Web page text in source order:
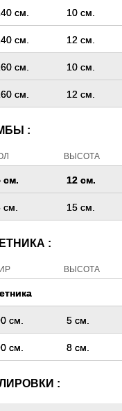
см. 10 см.
см. 12 см.
см. 10 см.
см. 12 см.
:
ВЫСОТА
см. 12 см.
см. 15 см.
:
ВЫСОТА
см. 5 см.
см. 8 см.
: